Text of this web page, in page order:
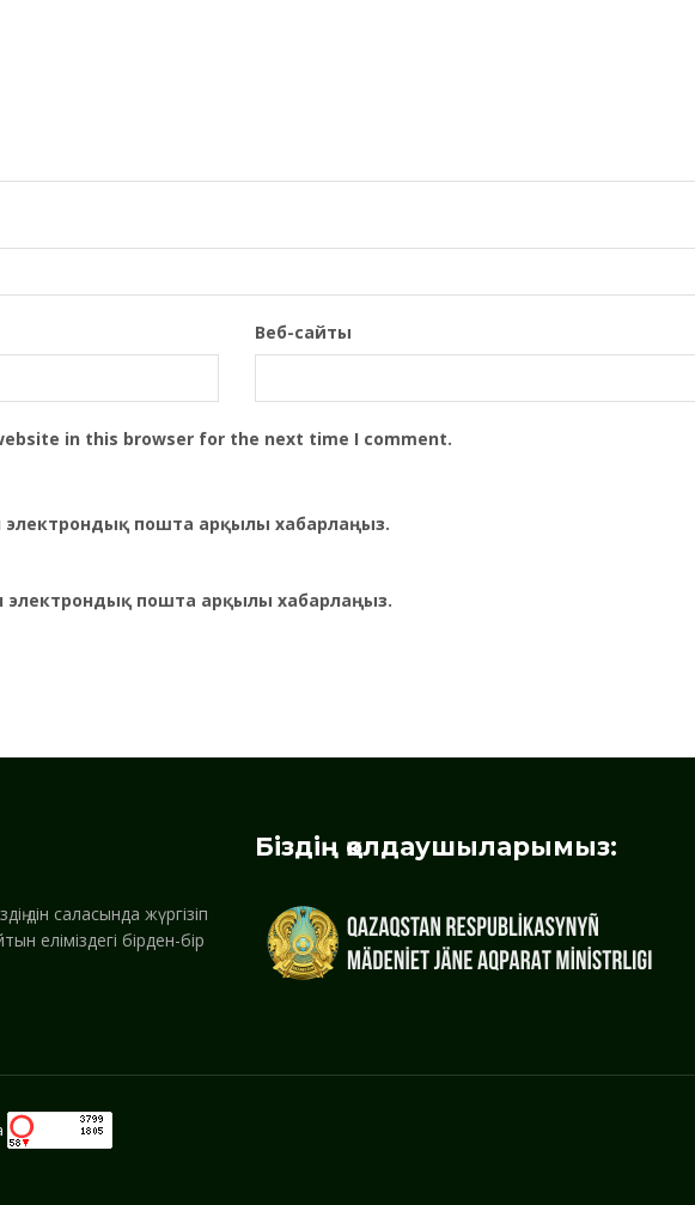
Веб-сайты
in this browser for the next time I comment.
электрондық пошта арқылы хабарлаңыз.
электрондық пошта арқылы хабарлаңыз.
дін саласында жүргізіп
еліміздегі бірден-бір
Біздің қолдаушыларымыз: